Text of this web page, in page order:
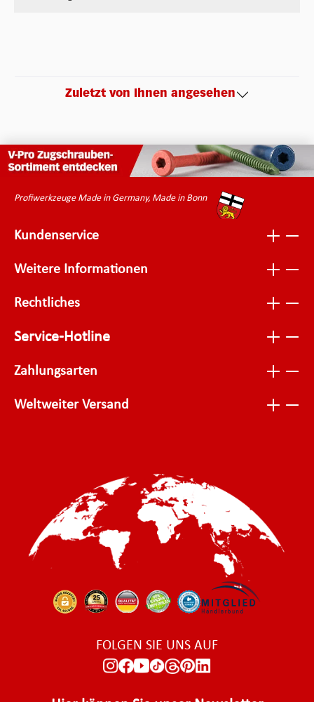
Zuletzt von Ihnen angesehen
Profiwerkzeuge Made in Germany, Made in Bonn
Kundenservice
Weitere Informationen
Rechtliches
Service-Hotline
Zahlungsarten
Weltweiter Versand
FOLGEN SIE UNS AUF